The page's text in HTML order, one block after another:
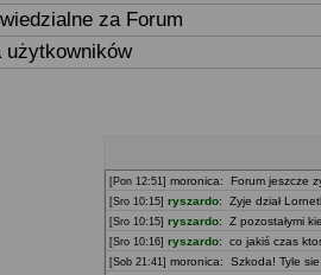
za Forum
użytkowników